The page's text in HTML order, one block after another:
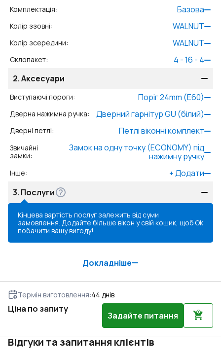
Комплектація: Базова
Колір ззовні: WALNUT
Колір зсередини: WALNUT
Склопакет:
4 - 16 - 4
2.Аксесуари
Виступаючі пороги: Поріг 24mm (E60)
Дверна нажимна ручка: Дверний гарнітур GU (білий)
Дверні петлі: Петлі віконні комплект
Звичайні
замки:
Замок на одну точку (ECONOMY) під
нажимну ручку
Інше: +Додати
3. Послуги
Кінцева вартість послуг залежить від суми
замовлення. Додайте більше вікон у свій кошик, щоб
побачити вашу вигоду!
Ok
Докладніше
Термін виготовлення:44 днів
Ціна по запиту
Задайте питання
Відгуки та запитання клієнтів